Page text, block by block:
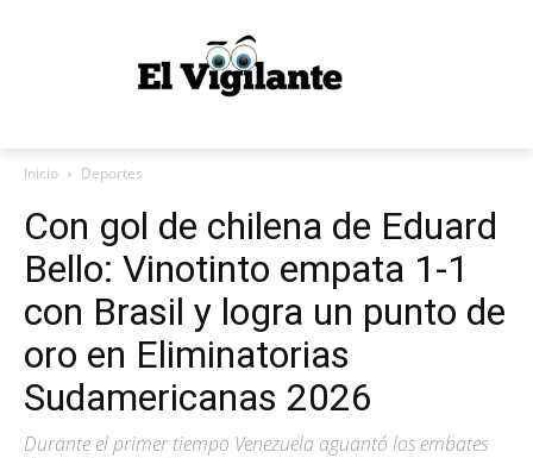
Inicio Deportes
Con gol de chilena de Eduard
Bello: Vinotinto empata 1-1
con Brasil y logra un punto de
oro en Eliminatorias
Sudamericanas 2026
Durante el primer tiempo Venezuela aguantó los embates